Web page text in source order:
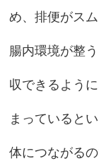
め、排便がス
腸内環境が整
収できるよう
まっていると
体につながるの